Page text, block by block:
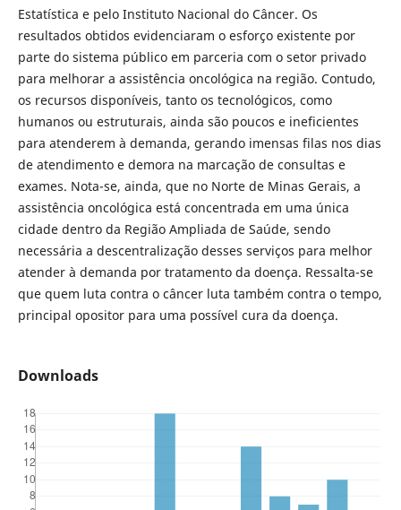
Estatística e pelo Instituto Nacional do Câncer. Os
resultados obtidos evidenciaram o esforço existente por
parte do sistema público em parceria com o setor privado
para melhorar a assistência oncológica na região. Contudo,
os recursos disponíveis, tanto os tecnológicos, como
humanos ou estruturais, ainda são poucos e ineficientes
para atenderem à demanda, gerando imensas filas nos dias
de atendimento e demora na marcação de consultas e
exames. Nota-se, ainda, que no Norte de Minas Gerais, a
assistência oncológica está concentrada em uma única
cidade dentro da Região Ampliada de Saúde, sendo
necessária a descentralização desses serviços para melhor
atender à demanda por tratamento da doença. Ressalta-se
que quem luta contra o câncer luta também contra o tempo,
principal opositor para uma possível cura da doença.
Downloads